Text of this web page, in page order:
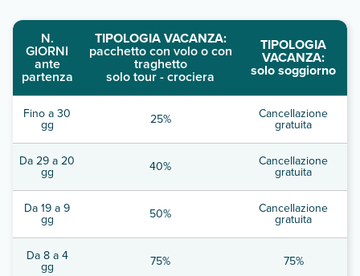
N.
GIORNI
ante
partenza
TIPOLOGIA VACANZA:
pacchetto con volo o con
traghetto
solo tour - crociera
TIPOLOGIA
VACANZA:
solo soggiorno
Fino a 30
gg 25% Cancellazione
gratuita
Da 29 a 20
gg 40% Cancellazione
gratuita
Da 19 a 9
gg 50% Cancellazione
gratuita
Da 8 a 4
gg 75% 75%